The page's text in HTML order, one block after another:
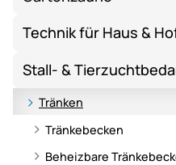
Technik für Haus &
Stall- &
Tränken
Tränkebecken
Beheizbare